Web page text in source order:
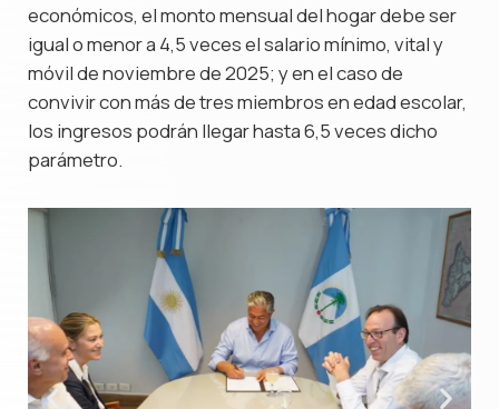
económicos, el monto mensual del hogar debe ser
igual o menor a 4,5 veces el salario mínimo, vital y
móvil de noviembre de 2025; y en el caso de
convivir con más de tres miembros en edad escolar,
los ingresos podrán llegar hasta 6,5 veces dicho
parámetro.